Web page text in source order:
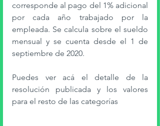
corresponde al pago del 1% adicional
por cada año trabajado por la
empleada. Se calcula sobre el sueldo
mensual y se cuenta desde el 1 de
septiembre de 2020.
Puedes ver acá el detalle de la
resolución publicada y los valores
para el resto de las categorías